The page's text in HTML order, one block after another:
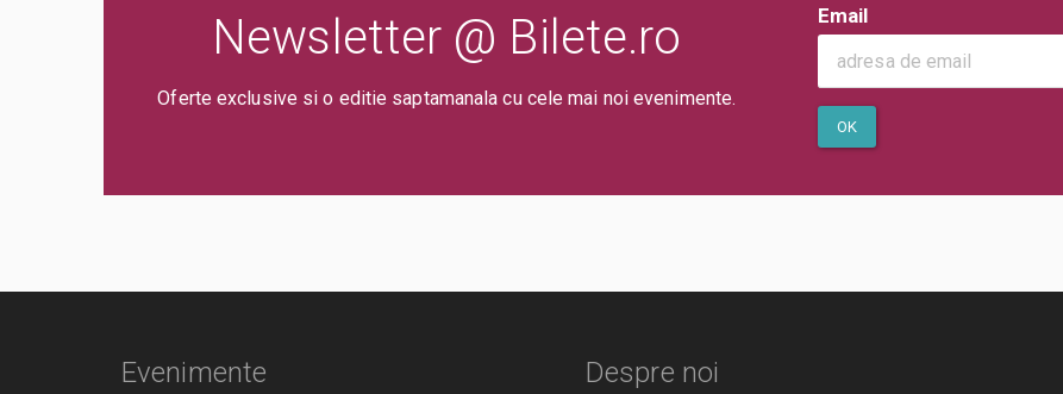
Newsletter @ Bilete.ro
Oferte exclusive si o editie saptamanala cu cele mai noi evenimente.
Email
OK
Evenimente Despre noi